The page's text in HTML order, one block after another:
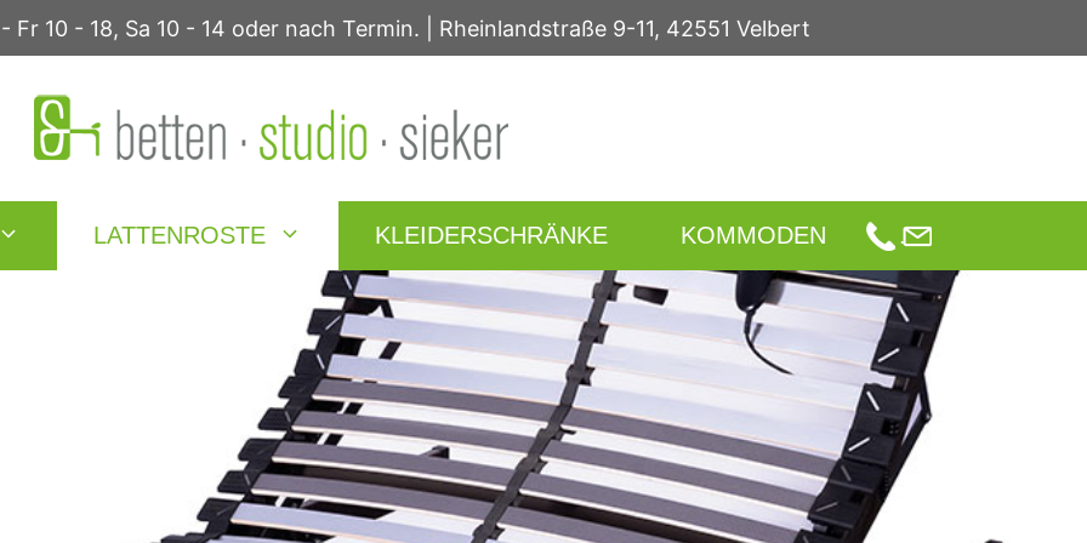
- Fr 10 - 18, Sa 10 - 14 oder nach Termin. | Rheinlandstraße 9-11, 42551 Velbert
LATTENROSTE KLEIDERSCHRÄNKE KOMMODEN .